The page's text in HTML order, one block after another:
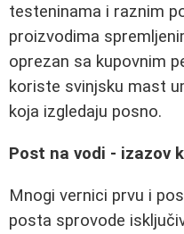
testeninama i raznim
proizvodima
oprezan sa kupovnim
koriste svinjsku mast
koja izgledaju posno.
Post na vodi - izazov
Mnogi vernici prvu i
posta sprovode